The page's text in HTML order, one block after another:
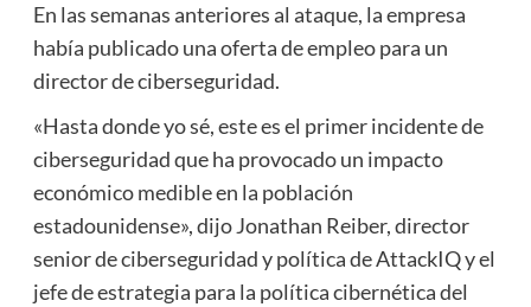
En las semanas anteriores al ataque, la empresa
había publicado una oferta de empleo para un
director de ciberseguridad.
«Hasta donde yo sé, este es el primer incidente de
ciberseguridad que ha provocado un impacto
económico medible en la población
estadounidense», dijo Jonathan Reiber, director
senior de ciberseguridad y política de AttackIQ y el
jefe de estrategia para la política cibernética del